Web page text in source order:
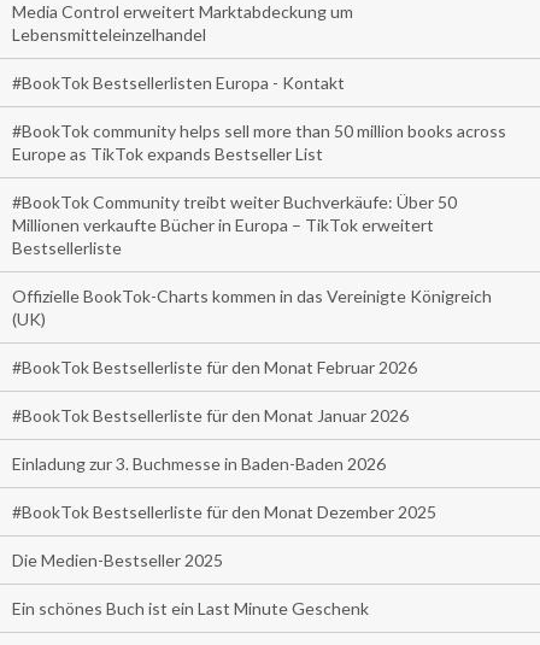
Media Control erweitert Marktabdeckung um
Lebensmitteleinzelhandel
#BookTok Bestsellerlisten Europa - Kontakt
#BookTok community helps sell more than 50 million books across
Europe as TikTok expands Bestseller List
#BookTok Community treibt weiter Buchverkäufe: Über 50
Millionen verkaufte Bücher in Europa – TikTok erweitert
Bestsellerliste
Offizielle BookTok-Charts kommen in das Vereinigte Königreich
(UK)
#BookTok Bestsellerliste für den Monat Februar 2026
#BookTok Bestsellerliste für den Monat Januar 2026
Einladung zur 3. Buchmesse in Baden-Baden 2026
#BookTok Bestsellerliste für den Monat Dezember 2025
Die Medien-Bestseller 2025
Ein schönes Buch ist ein Last Minute Geschenk